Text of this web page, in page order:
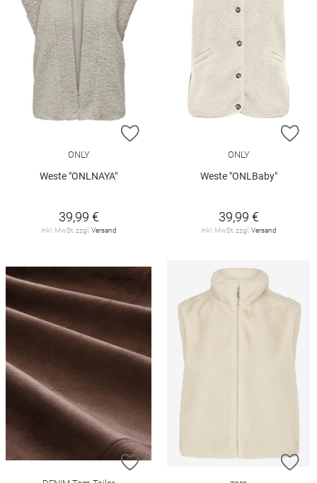
ZUR WUNSCHLISTE HINZUFÜGEN
ONLY
Weste "ONLNAYA"
39,99 €
inkl. MwSt. zzgl. Versand
ONLY
Weste "ONLBaby"
39,99 €
inkl. MwSt. zzgl. Versand
ZUR WUNSCHLISTE HINZUFÜGEN